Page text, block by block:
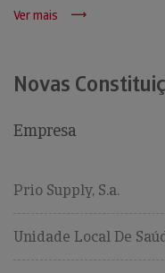
Ver mais
Novas
Empresa
Prio Supply, S.a.
Unidade Local De